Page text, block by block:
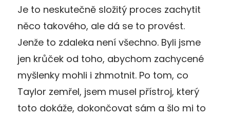
Je to neskutečně složitý proces zachytit
něco takového, ale dá se to provést.
Jenže to zdaleka není všechno. Byli jsme
jen krůček od toho, abychom zachycené
myšlenky mohli i zhmotnit. Po tom, co
Taylor zemřel, jsem musel přístroj, který
toto dokáže, dokončovat sám a šlo mi to